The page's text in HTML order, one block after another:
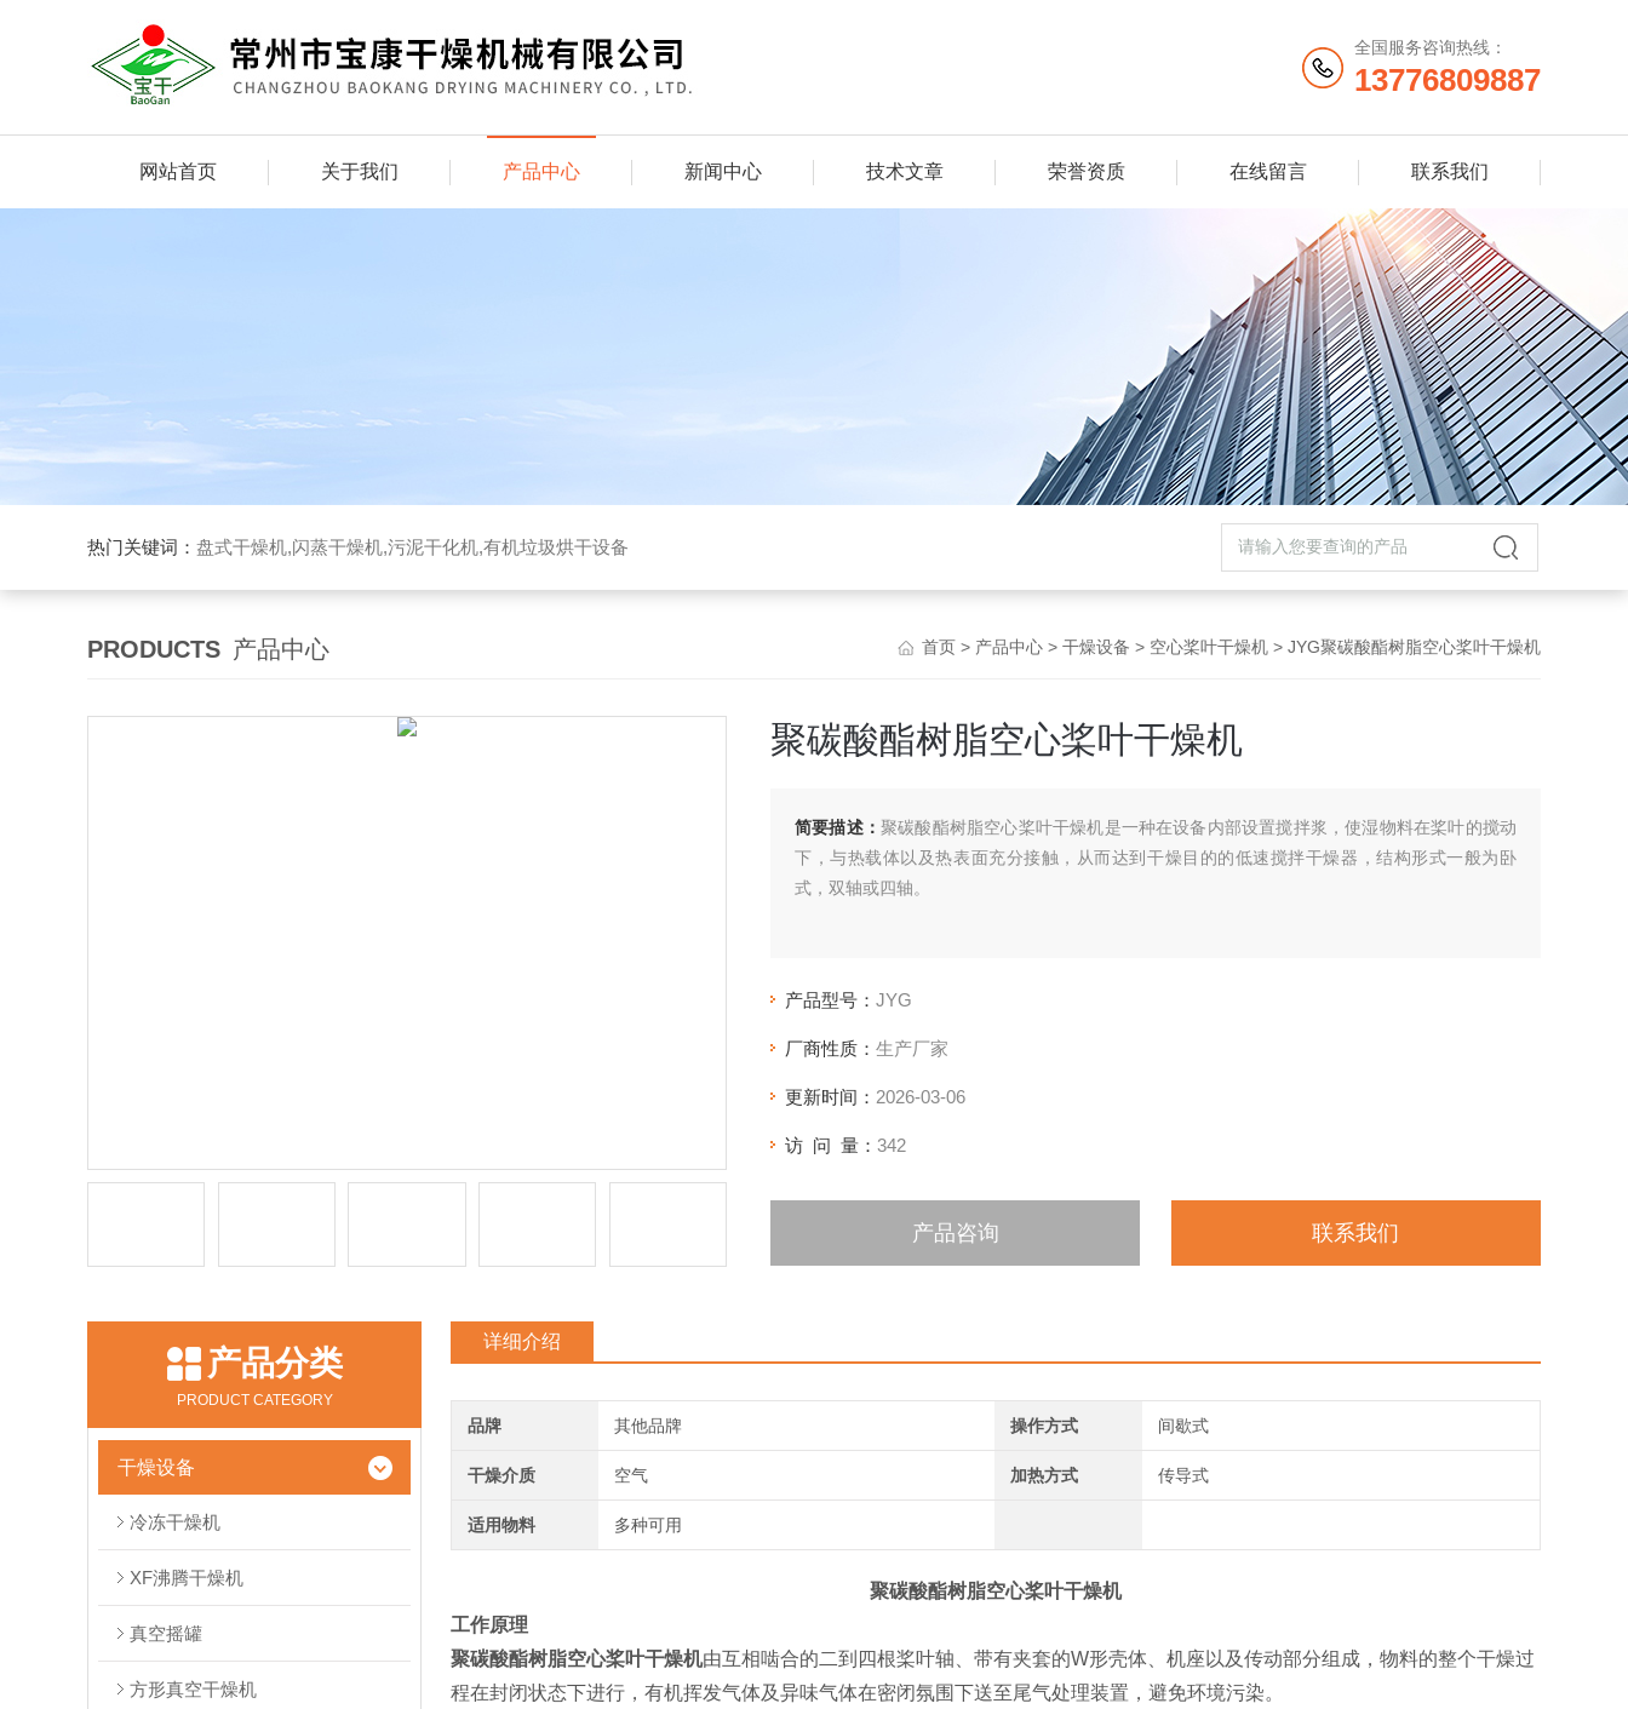
全国服务咨询热线：
13776809887
网站首页 关于我们 产品中心 新闻中心 技术文章 荣誉资质 在线留言 联系我们
热门关键词： 盘式干燥机,闪蒸干燥机,污泥干化机,有机垃圾烘干设备
PRODUCTS 产品中心 首页 > 产品中心 > 干燥设备 > 空心桨叶干燥机 > JYG聚碳酸酯树脂空心桨叶干燥机
聚碳酸酯树脂空心桨叶干燥机
简要描述： 聚碳酸酯树脂空心桨叶干燥机是一种在设备内部设置搅拌浆，使湿物料在桨叶的搅动
下，与热载体以及热表面充分接触，从而达到干燥目的的低速搅拌干燥器，结构形式一般为卧
式，双轴或四轴。
产品型号： JYG
厂商性质： 生产厂家
更新时间： 2026-03-06
访 问 量： 342
产品咨询 联系我们
产品分类
PRODUCT CATEGORY
干燥设备
冷冻干燥机
XF沸腾干燥机
真空摇罐
方形真空干燥机
详细介绍
品牌 其他品牌 操作方式 间歇式
干燥介质 空气 加热方式 传导式
适用物料 多种可用
聚碳酸酯树脂空心桨叶干燥机
工作原理
聚碳酸酯树脂空心桨叶干燥机由互相啮合的二到四根桨叶轴、带有夹套的W形壳体、机座以及传动部分组成，物料的整个干燥过
程在封闭状态下进行，有机挥发气体及异味气体在密闭氛围下送至尾气处理装置，避免环境污染。